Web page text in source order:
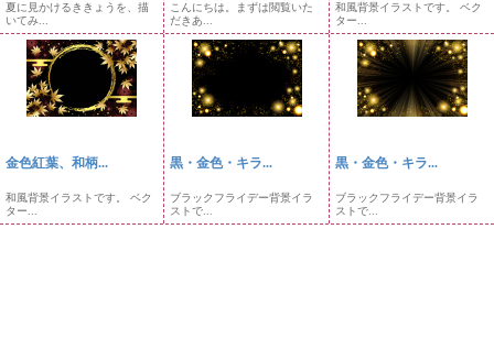
夏に見かけるききょうを、描
いてみ...
こんにちは。まずは閲覧いた
だきあ...
和風背景イラストです。 ベク
ター...
金色紅葉、和柄...
和風背景イラストです。 ベク
ター...
黒・金色・キラ...
ブラックフライデー背景イラ
ストで...
黒・金色・キラ...
ブラックフライデー背景イラ
ストで...